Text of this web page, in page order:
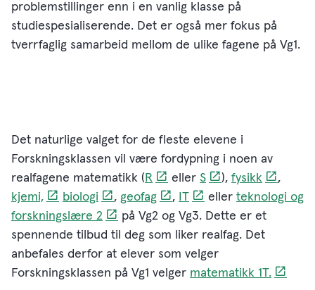
problemstillinger enn i en vanlig klasse på
studiespesialiserende. Det er også mer fokus på
tverrfaglig samarbeid mellom de ulike fagene på Vg1.
Det naturlige valget for de fleste elevene i
Forskningsklassen vil være fordypning i noen av
realfagene matematikk ( R eller S ), fysikk
,
kjemi,
biologi , geofag , IT eller teknologi og
forskningslære 2
på Vg2 og Vg3. Dette er et
spennende tilbud til deg som liker realfag. Det
anbefales derfor at elever som velger
Forskningsklassen på Vg1 velger matematikk 1T.